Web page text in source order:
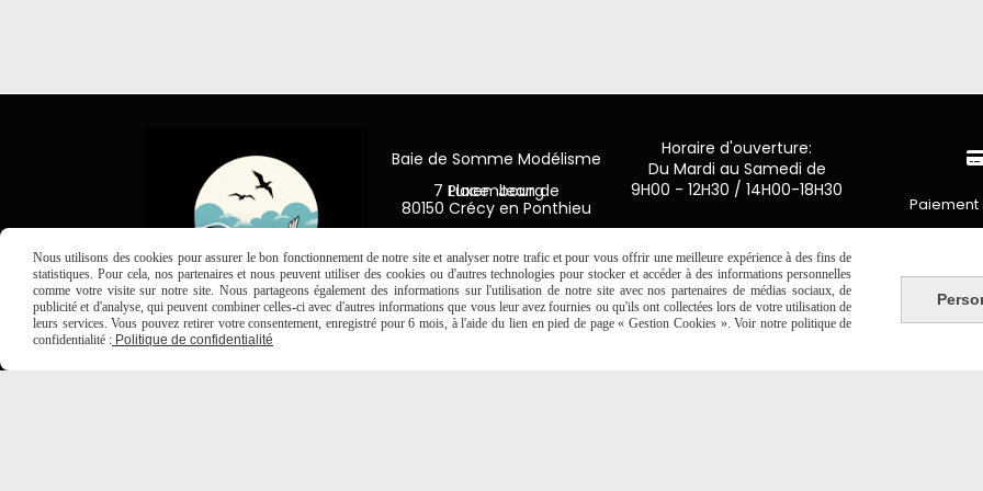
Baie de Somme Modélisme
7 Place Jean de Luxembourg
80150 Crécy en Ponthieu
Horaire d'ouverture:
Du Mardi au Samedi de
9H00 - 12H30 / 14H00-18H30
Paiement
Nous utilisons des cookies pour assurer le bon fonctionnement de notre site et analyser notre trafic et pour vous offrir une meilleure expérience à des fins de
statistiques. Pour cela, nos partenaires et nous peuvent utiliser des cookies ou d'autres technologies pour stocker et accéder à des informations personnelles
comme votre visite sur notre site. Nous partageons également des informations sur l'utilisation de notre site avec nos partenaires de médias sociaux, de
publicité et d'analyse, qui peuvent combiner celles-ci avec d'autres informations que vous leur avez fournies ou qu'ils ont collectées lors de votre utilisation de
leurs services. Vous pouvez retirer votre consentement, enregistré pour 6 mois, à l'aide du lien en pied de page « Gestion Cookies ». Voir notre politique de
confidentialité : Politique de confidentialité